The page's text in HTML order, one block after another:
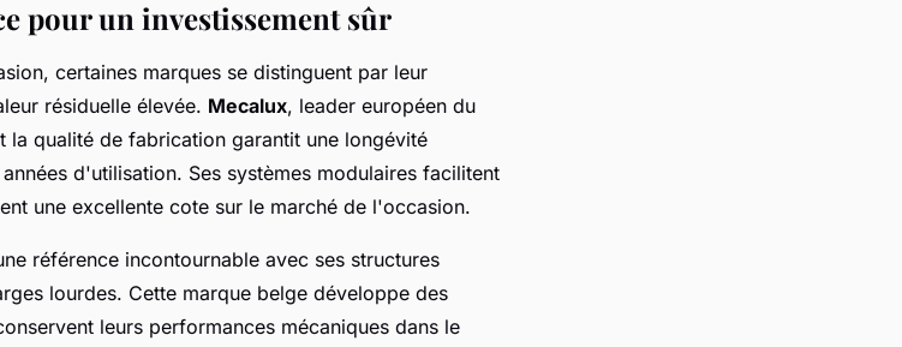
pour un investissement sûr
certaines marques se distinguent par leur
résiduelle élevée. Mecalux, leader européen du
la qualité de fabrication garantit une longévité
d'utilisation. Ses systèmes modulaires facilitent
une excellente cote sur le marché de l'occasion.
référence incontournable avec ses structures
lourdes. Cette marque belge développe des
leurs performances mécaniques dans le